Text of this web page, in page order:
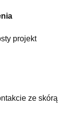
projekt
ze skórą